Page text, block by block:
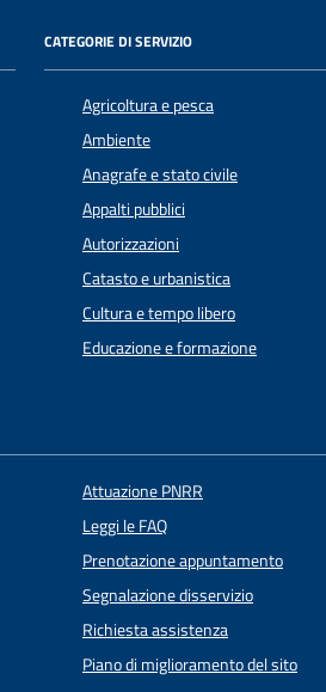
CATEGORIE DI SERVIZIO
Agricoltura e pesca
Ambiente
Anagrafe e stato civile
Appalti pubblici
Autorizzazioni
Catasto e urbanistica
Cultura e tempo libero
Educazione e formazione
Attuazione PNRR
Leggi le FAQ
Prenotazione appuntamento
Segnalazione disservizio
Richiesta assistenza
Piano di miglioramento del sito